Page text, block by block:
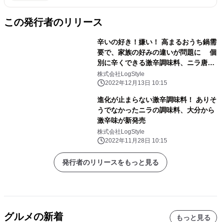
この発行者のリリース
辛いの好き！嫌い！ 高まるおうち鍋需
要で、家族の好みの違いが問題に 個
別に辛くできる激辛調味料、ニラ唐辛
子が新発売
株式会社LogStyle
2022年12月13日 10:15
進化が止まらない激辛調味料！ ありそ
うでなかったニラの調味料、大分から
激辛味が新発売
株式会社LogStyle
2022年11月28日 10:15
発行者のリリースをもっと見る
グルメの新着 もっと見る